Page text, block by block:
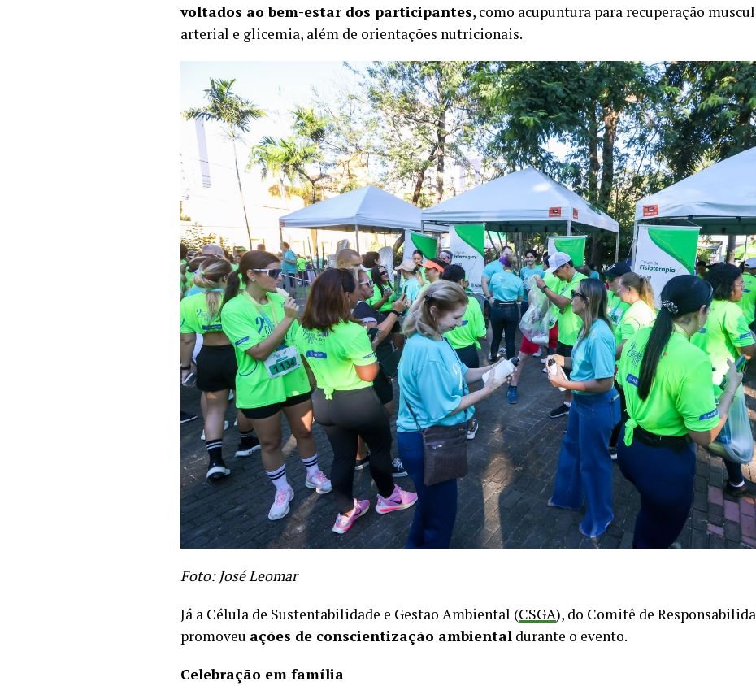
voltados ao bem-estar dos participantes, como acupuntura para recuperação
arterial e glicemia, além de orientações nutricionais.
Foto: José Leomar
Já a Célula de Sustentabilidade e Gestão Ambiental (CSGA), do Comitê de
promoveu ações de conscientização ambiental durante o evento.
Celebração em família